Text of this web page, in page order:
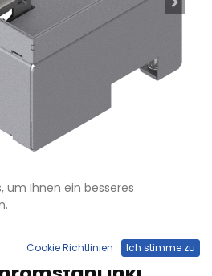
Bodendose
um Ihnen ein besseres
Cookie Richtlinien Ich stimme zu